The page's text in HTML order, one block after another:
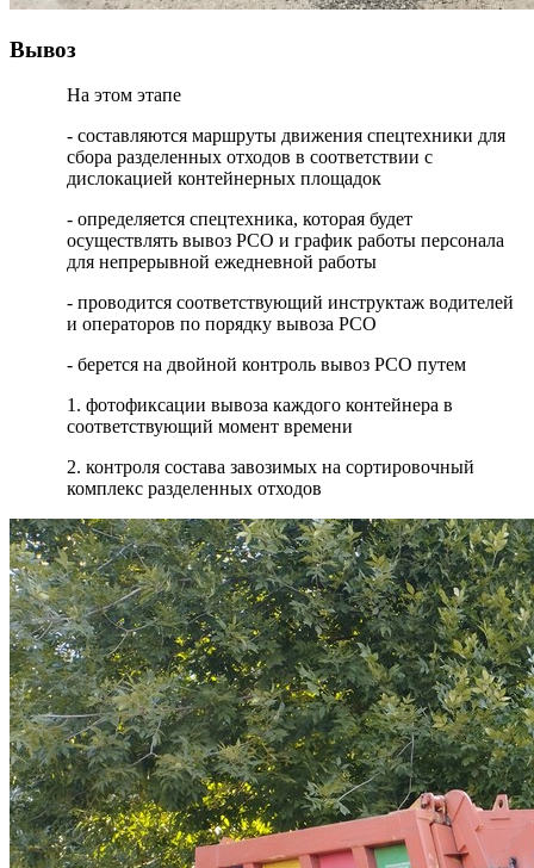
Вывоз
На этом этапе
- составляются маршруты движения спецтехники для
сбора разделенных отходов в соответствии с
дислокацией контейнерных площадок
- определяется спецтехника, которая будет
осуществлять вывоз РСО и график работы персонала
для непрерывной ежедневной работы
- проводится соответствующий инструктаж водителей
и операторов по порядку вывоза РСО
- берется на двойной контроль вывоз РСО путем
1. фотофиксации вывоза каждого контейнера в
соответствующий момент времени
2. контроля состава завозимых на сортировочный
комплекс разделенных отходов